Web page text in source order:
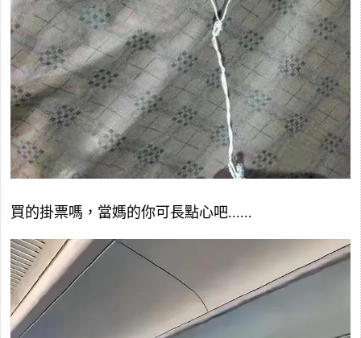
買的掛票嗎，當媽的你可長點心吧......